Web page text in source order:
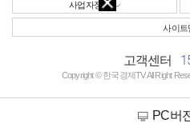
사업자정보
사이트
고객센터
Copyright © 한국경제TV All Right
PC버